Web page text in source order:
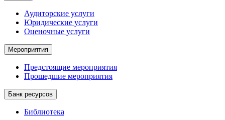
Аудиторские услуги
Юридические услуги
Оценочные услуги
Мероприятия
Предстоящие мероприятия
Прошедшие мероприятия
Банк ресурсов
Библиотека